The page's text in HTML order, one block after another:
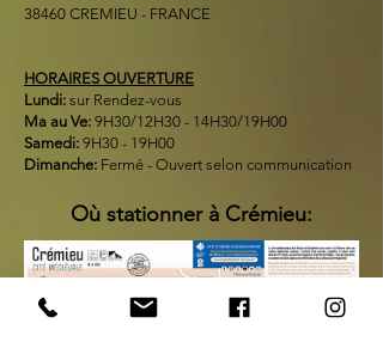
38460 CREMIEU - FRANCE
HORAIRES OUVERTURE
Lundi: sur Rendez-vous
Ma au Ve: 9H30/12H30 - 14H30/19H00
Samedi: 9H30 - 19H00
Dimanche: Fermé - Ouvert selon communication
Où stationner à Crémieu: